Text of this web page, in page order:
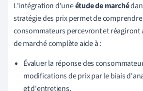
L'intégration d'uneétude de marché
stratégie des prix permet de
consommateurs percevront et réagiront
de marché complète aide à :
Évaluer la réponse des
modifications de prix par le biais
et d'entretiens.